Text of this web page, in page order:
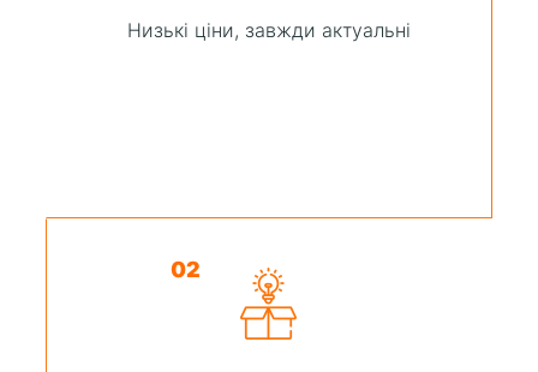
Низькі ціни, завжди актуальні
02